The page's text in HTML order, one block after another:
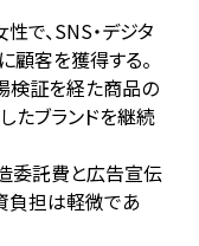
で、SNS・デジタ
顧客を獲得する。
検証を経た商品の
たブランドを継続
委託費と広告宣伝
負担は軽微であ